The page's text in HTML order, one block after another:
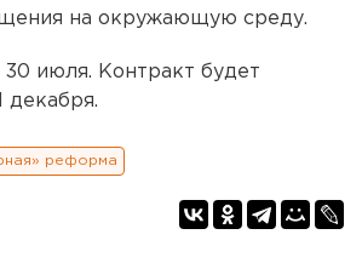
на окружающую среду.
июля. Контракт будет
декабря.
реформа